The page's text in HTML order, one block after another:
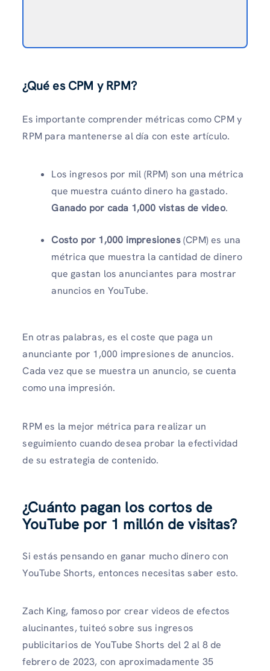
¿Qué es CPM y RPM?
Es importante comprender métricas como CPM y
RPM para mantenerse al día con este artículo.
Los ingresos por mil (RPM) son una métrica
que muestra cuánto dinero ha gastado.
Ganado por cada 1,000 vistas de video.
Costo por 1,000 impresiones(CPM) es una
métrica que muestra la cantidad de dinero
que gastan los anunciantes para mostrar
anuncios en YouTube.
En otras palabras, es el coste que paga un
anunciante por 1,000 impresiones de anuncios.
Cada vez que se muestra un anuncio, se cuenta
como una impresión.
RPM es la mejor métrica para realizar un
seguimiento cuando desea probar la efectividad
de su estrategia de contenido.
¿Cuánto pagan los cortos de
YouTube por 1 millón de visitas?
Si estás pensando en ganar mucho dinero con
YouTube Shorts, entonces necesitas saber esto.
Zach King, famoso por crear videos de efectos
alucinantes, tuiteó sobre sus ingresos
publicitarios de YouTube Shorts del 2 al 8 de
febrero de 2023, con aproximadamente 35